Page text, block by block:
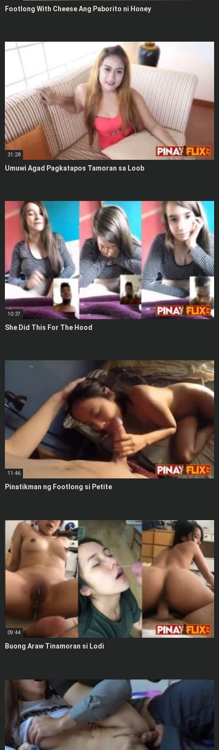
Footlong With Cheese Ang Paborito ni Honey
31:28
Umuwi Agad Pagkatapos Tamoran sa Loob
10:37
She Did This For The Hood
11:46
Pinatikman ng Footlong si Petite
09:44
Buong Araw Tinamoran si Lodi